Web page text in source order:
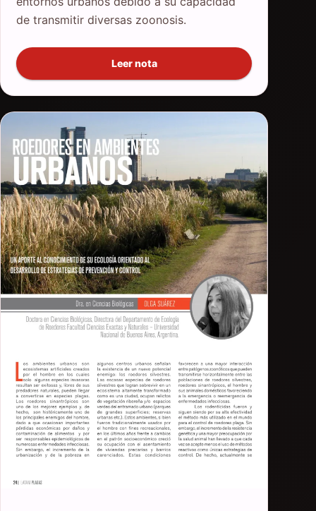
de transmitir diversas zoonosis.
Leer nota